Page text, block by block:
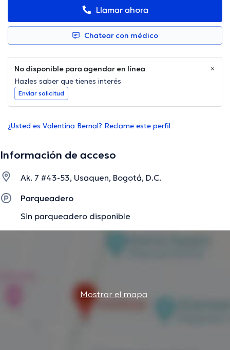
Llamar ahora
Chatear con médico
No disponible para agendar en línea
Hazles saber que tienes interés
Enviar solicitud
¿Usted es Valentina Bernal? Reclame este perfil
Información de acceso
Ak. 7 #43-53, Usaquen, Bogotá, D.C.
Parqueadero
Sin parqueadero disponible
Mostrar el mapa